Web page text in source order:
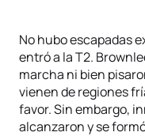
No hubo escapadas
entró a la T2.
marcha ni bien
vienen de regiones
favor. Sin embargo,
alcanzaron y se